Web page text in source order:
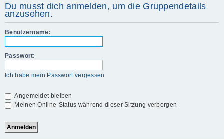
e
Du musst dich anmelden, um die Gruppendetails
anzusehen.
Benutzername:
Passwort:
Ich habe mein Passwort vergessen
Angemeldet bleiben
Meinen Online-Status während dieser Sitzung verbergen